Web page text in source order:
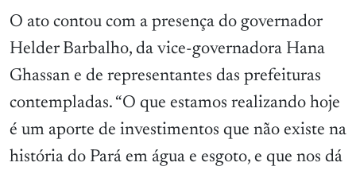
O ato contou com a presença do governador
Helder Barbalho, da vice-governadora Hana
Ghassan e de representantes das prefeituras
contempladas. “O que estamos realizando hoje
é um aporte de investimentos que não existe na
história do Pará em água e esgoto, e que nos dá